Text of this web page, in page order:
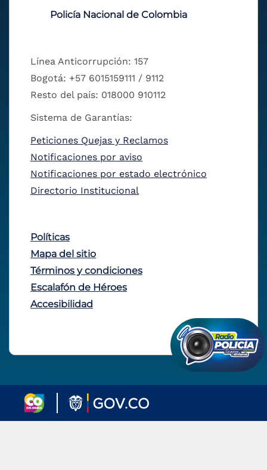
Policía Nacional de Colombia
Línea Anticorrupción: 157
Bogotá: +57 6015159111 / 9112
Resto del país: 018000 910112
Sistema de Garantías:
Peticiones Quejas y Reclamos
Notificaciones por aviso
Notificaciones por estado electrónico
Directorio Institucional
Políticas
Mapa del sitio
Términos y condiciones
Escalafón de Héroes
Accesibilidad